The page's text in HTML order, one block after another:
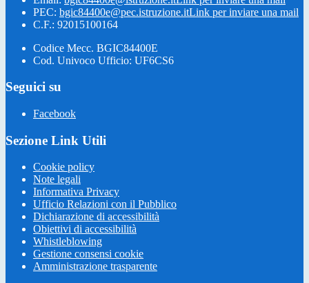
PEC: bgic84400e@pec.istruzione.itLink per inviare una mail
C.F.: 92015100164
Codice Mecc. BGIC84400E
Cod. Univoco Ufficio: UF6CS6
Seguici su
Facebook
Sezione Link Utili
Cookie policy
Note legali
Informativa Privacy
Ufficio Relazioni con il Pubblico
Dichiarazione di accessibilità
Obiettivi di accessibilità
Whistleblowing
Gestione consensi cookie
Amministrazione trasparente